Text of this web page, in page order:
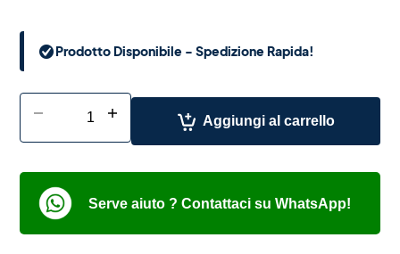
Prodotto Disponibile - Spedizione Rapida!
- + Aggiungi al carrello
Serve aiuto ? Contattaci su WhatsApp!